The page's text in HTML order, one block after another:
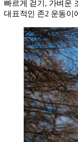
빠르게 걷기, 가벼운
대표적인 존2 운동이